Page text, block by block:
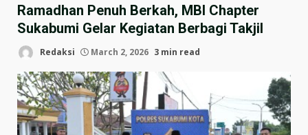
Ramadhan Penuh Berkah, MBI Chapter
Sukabumi Gelar Kegiatan Berbagi Takjil
Redaksi March 2, 2026 3 min read